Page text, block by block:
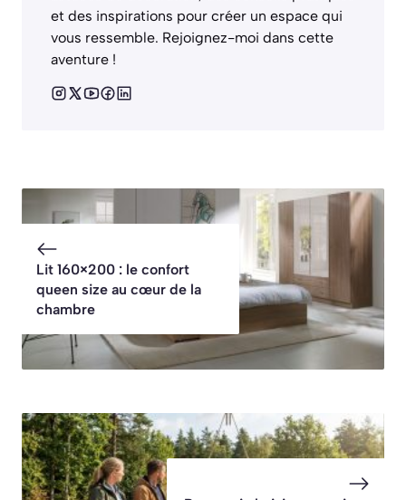
et des inspirations pour créer un espace qui
vous ressemble. Rejoignez-moi dans cette
aventure !
Lit 160×200 : le confort
queen size au cœur de la
chambre